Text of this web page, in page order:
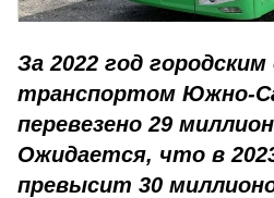
За 2022 год
транспортом Южно-
перевезено 29
Ожидается, что в
превысит 30